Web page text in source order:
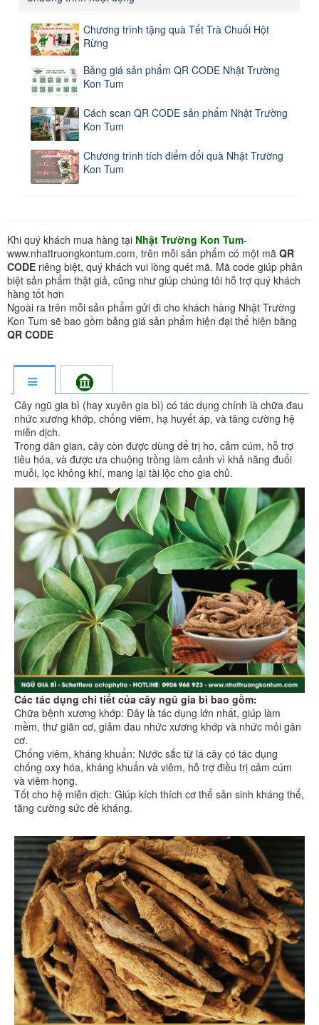
Chương trình tặng quà Tết Trà Chuối Hột
Rừng
Bảng giá sản phẩm QR CODE Nhật Trường
Kon Tum
Cách scan QR CODE sản phẩm Nhật Trường
Kon Tum
Chương trình tích điểm đổi quà Nhật Trường
Kon Tum
Khi quý khách mua hàng tại Nhật Trường Kon Tum-
www.nhattruongkontum.com, trên mỗi sản phẩm có một mã QR
CODE riêng biệt, quý khách vui lòng quét mã. Mã code giúp phân
biệt sản phẩm thật giả, cũng như giúp chúng tôi hỗ trợ quý khách
hàng tốt hơn
Ngoài ra trên mỗi sản phẩm gửi đi cho khách hàng Nhật Trường
Kon Tum sẽ bao gồm bảng giá sản phẩm hiện đại thể hiện bằng
QR CODE
Cây ngũ gia bì (hay xuyên gia bì) có tác dụng chính là chữa đau
nhức xương khớp, chống viêm, hạ huyết áp, và tăng cường hệ
miễn dịch.
Trong dân gian, cây còn được dùng để trị ho, cảm cúm, hỗ trợ
tiêu hóa, và được ưa chuộng trồng làm cảnh vì khả năng đuổi
muỗi, lọc không khí, mang lại tài lộc cho gia chủ.
Các tác dụng chi tiết của cây ngũ gia bì bao gồm:
Chữa bệnh xương khớp: Đây là tác dụng lớn nhất, giúp làm
mềm, thư giãn cơ, giảm đau nhức xương khớp và nhức mỏi gân
cơ.
Chống viêm, kháng khuẩn: Nước sắc từ lá cây có tác dụng
chống oxy hóa, kháng khuẩn và viêm, hỗ trợ điều trị cảm cúm
và viêm họng.
Tốt cho hệ miễn dịch: Giúp kích thích cơ thể sản sinh kháng thể,
tăng cường sức đề kháng.